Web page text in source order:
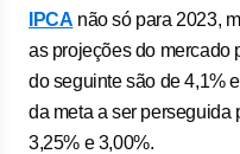
IPCA não só para 2023,
as projeções do mercado
do seguinte são de 4,1%
da meta a ser perseguida
3,25% e 3,00%.